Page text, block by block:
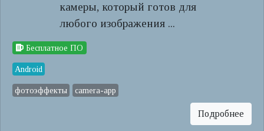
камеры, который готов для
любого изображения ...
Бесплатное ПО
Android
фотоэффекты camera-app
Подробнее